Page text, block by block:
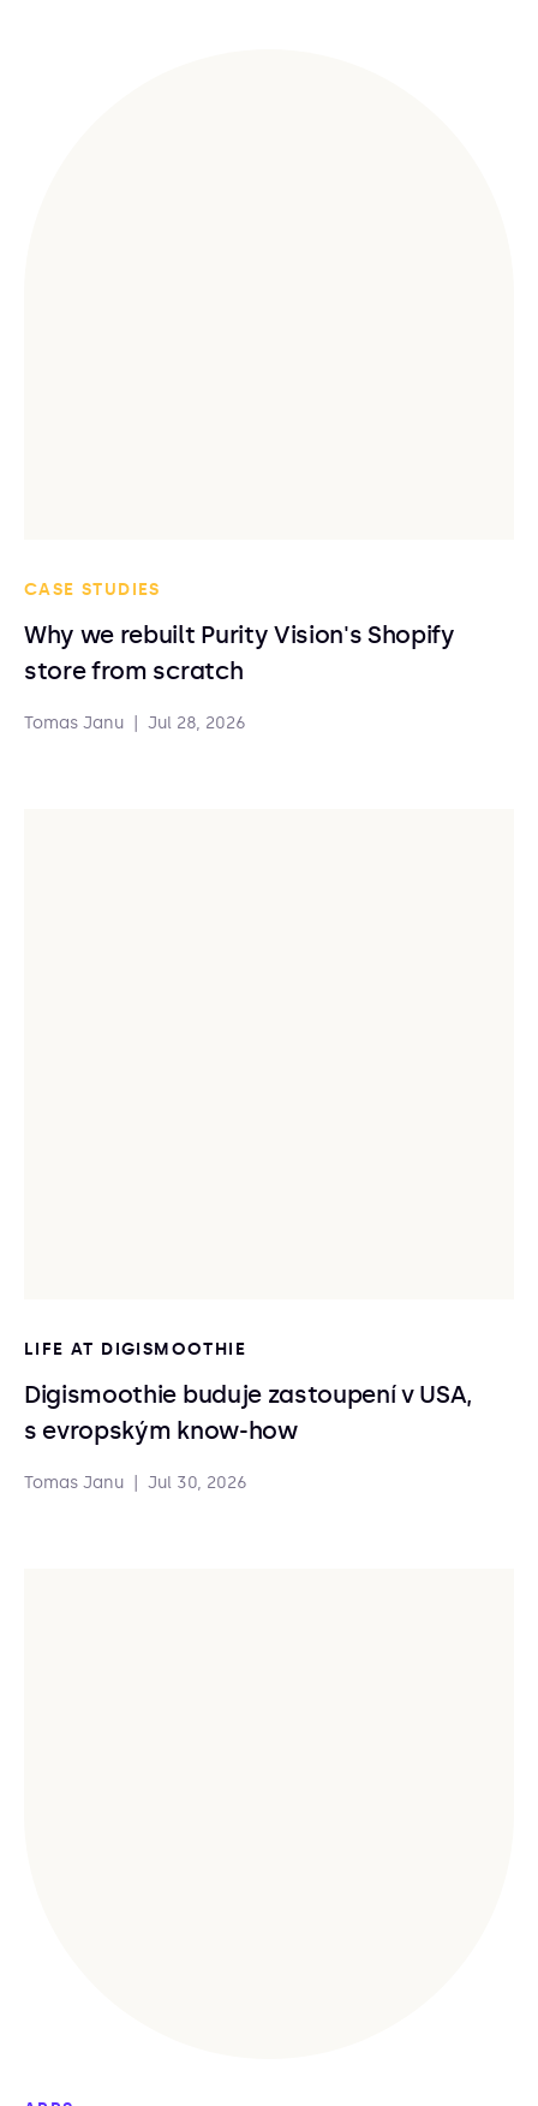
CASE STUDIES
Why we rebuilt Purity Vision's Shopify
store from scratch
Tomas Janu Jul 28, 2026
LIFE AT DIGISMOOTHIE
Digismoothie buduje zastoupení v USA,
s evropským know-how
Tomas Janu Jul 30, 2026